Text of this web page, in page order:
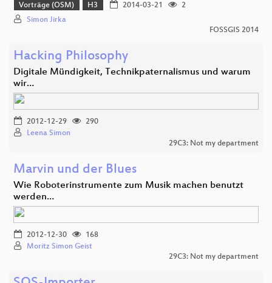
Vorträge (OSM) H3 2014-03-21
2
Simon Jirka
FOSSGIS 2014
Hacking Philosophy
Digitale Mündigkeit, Technikpaternalismus und warum
wir…
2012-12-29
290
Leena Simon
29C3: Not my department
Marvin und der Blues
Wie Roboterinstrumente zum Musik machen benutzt
werden…
2012-12-30
168
Moritz Simon Geist
29C3: Not my department